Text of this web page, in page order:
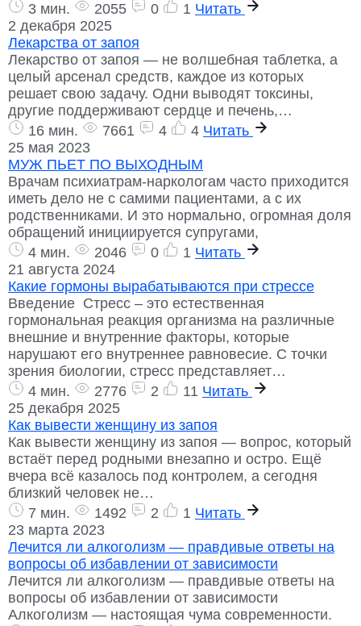
3 мин.
2055 0 1 Читать
2 декабря 2025
Лекарства от запоя
Лекарство от запоя — не волшебная таблетка, а
целый арсенал средств, каждое из которых
решает свою задачу. Одни выводят токсины,
другие поддерживают сердце и печень,…
16 мин.
7661 4 4 Читать
25 мая 2023
МУЖ ПЬЕТ ПО ВЫХОДНЫМ
Врачам психиатрам-наркологам часто приходится
иметь дело не с самими пациентами, а с их
родственниками. И это нормально, огромная доля
обращений инициируется супругами,
4 мин.
2046 0 1 Читать
21 августа 2024
Какие гормоны вырабатываются при стрессе
Введение Стресс – это естественная
гормональная реакция организма на различные
внешние и внутренние факторы, которые
нарушают его внутреннее равновесие. С точки
зрения биологии, стресс представляет…
4 мин.
2776 2 11 Читать
25 декабря 2025
Как вывести женщину из запоя
Как вывести женщину из запоя — вопрос, который
встаёт перед родными внезапно и остро. Ещё
вчера всё казалось под контролем, а сегодня
близкий человек не…
7 мин.
1492 2 1 Читать
23 марта 2023
Лечится ли алкоголизм — правдивые ответы на
вопросы об избавлении от зависимости
Лечится ли алкоголизм — правдивые ответы на
вопросы об избавлении от зависимости
Алкоголизм — настоящая чума современности.